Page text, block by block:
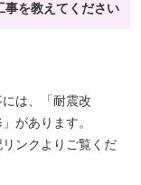
事を教えてください
は、「耐震改
があります。
ンクよりご覧くだ